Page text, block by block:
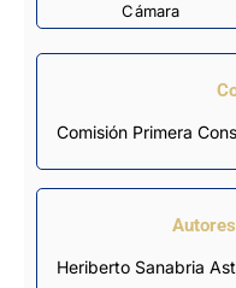
Cámara
Comisión Primera
Heriberto Sanabria